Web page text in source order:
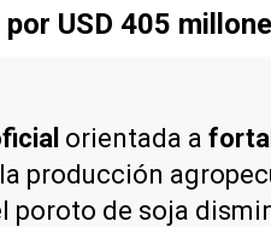
USD 405
orientada a
producción
poroto de soja